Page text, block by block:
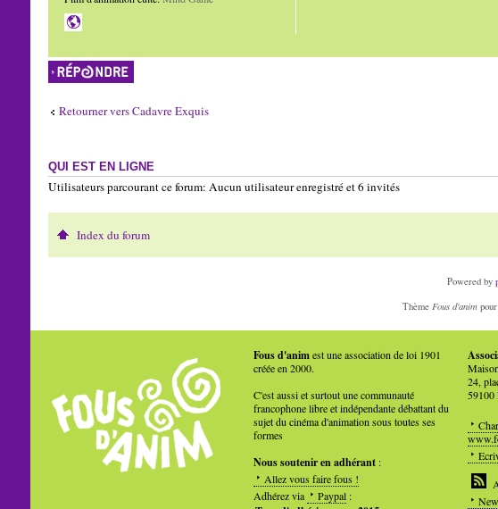
Répondre
Retourner vers Cadavre Exquis
QUI EST EN LIGNE
Utilisateurs parcourant ce forum: Aucun utilisateur enregistré et 6 invités
Index du forum
Powered by
Thème Fous d'anim
Fous d'animest une association de loi 1901
créée en 2000.
C'est aussi et surtout une communauté
francophone libre et indépendante débattant du
sujet du cinéma d'animation sous toutes ses
formes
Nous soutenir en adhérant:
Allez vous faire fous !
Adhérez via
Paypal:
24,
59100